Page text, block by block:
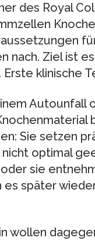
des Royal
nach. Ziel ist
klinische
Autounfall
Sie setzen
optimal
sie
später
wollen